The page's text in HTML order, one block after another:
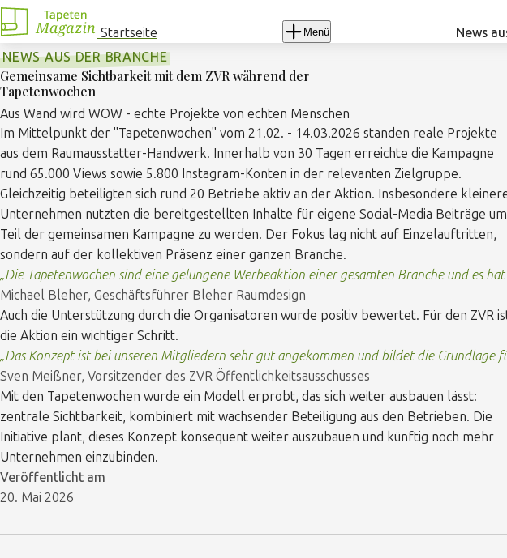
Navigation
überspringen
Startseite Menü News
NEWS AUS DER BRANCHE
Gemeinsame Sichtbarkeit mit dem ZVR während der
Tapetenwochen
Aus Wand wird WOW - echte Projekte von echten Menschen
Im Mittelpunkt der "Tapetenwochen" vom 21.02. - 14.03.2026 standen reale Projekte
aus dem Raumausstatter-Handwerk. Innerhalb von 30 Tagen erreichte die Kampagne
rund 65.000 Views sowie 5.800 Instagram-Konten in der relevanten Zielgruppe.
Gleichzeitig beteiligten sich rund 20 Betriebe aktiv an der Aktion. Insbesondere
Unternehmen nutzten die bereitgestellten Inhalte für eigene Social-Media Beiträge um
Teil der gemeinsamen Kampagne zu werden. Der Fokus lag nicht auf Einzelauftritten,
sondern auf der kollektiven Präsenz einer ganzen Branche.
Die Tapetenwochen sind eine gelungene Werbeaktion einer gesamten Branche und es
Michael Bleher, Geschäftsführer Bleher Raumdesign
Auch die Unterstützung durch die Organisatoren wurde positiv bewertet. Für den ZVR
die Aktion ein wichtiger Schritt.
Das Konzept ist bei unseren Mitgliedern sehr gut angekommen und bildet die Grundlage
Sven Meißner, Vorsitzender des ZVR Öffentlichkeitsausschusses
Mit den Tapetenwochen wurde ein Modell erprobt, das sich weiter ausbauen lässt:
zentrale Sichtbarkeit, kombiniert mit wachsender Beteiligung aus den Betrieben. Die
Initiative plant, dieses Konzept konsequent weiter auszubauen und künftig noch mehr
Unternehmen einzubinden.
Veröffentlicht am
20. Mai 2026